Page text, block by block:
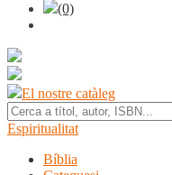
(0)
El nostre catàleg
Espiritualitat
Bíblia